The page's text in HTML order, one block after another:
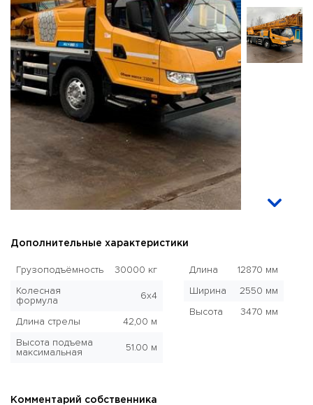
Дополнительные характеристики
Грузоподъёмность
30000 кг
Колесная
формула
6x4
Длина стрелы
42,00 м
Высота подъема
максимальная
51.00 м
Длина
12870 мм
Ширина
2550 мм
Высота
3470 мм
Комментарий собственника